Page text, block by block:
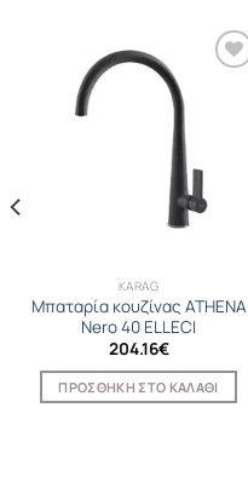
KARAG
Μπαταρία κουζίνας ATHENA
Nero 40 ELLECI
204.16€
ΠΡΟΣΘΉΚΗ ΣΤΟ ΚΑΛΆΘΙ